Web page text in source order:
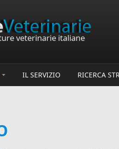
veterinarie italiane
IL SERVIZIO RICERCA